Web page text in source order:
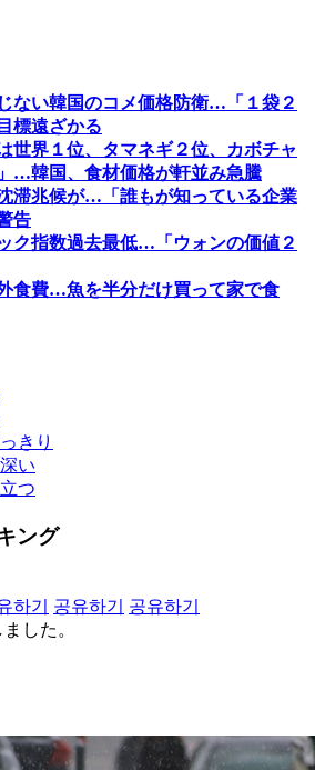
ない韓国のコメ価格防衛…「１袋２
標遠ざかる
世界１位、タマネギ２位、カボチャ
…韓国、食材価格が軒並み急騰
滞兆候が…「誰もが知っている企業
告
ク指数過去最低…「ウォンの価値２
食費…魚を半分だけ買って家で食
きり
い
つ
ング
하기 공유하기
공유하기
した。